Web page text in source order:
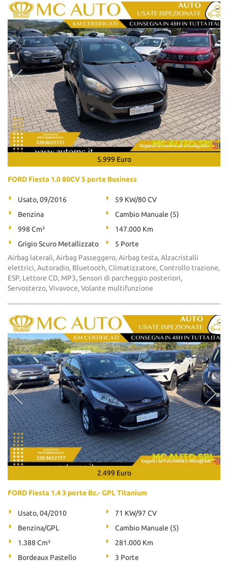
5.999 Euro
FORD Fiesta 1.0 80CV 5 porte Business
Usato, 09/2016
59 KW/80 CV
Benzina
Cambio Manuale (5)
998 Cm³
147.000 Km
Grigio Scuro Metallizzato
5 Porte
Airbag laterali, Airbag Passeggero, Airbag testa, Alzacristalli
elettrici, Autoradio, Bluetooth, Climatizzatore, Controllo trazione,
ESP, Lettore CD, MP3, Sensori di parcheggio posteriori,
Servosterzo, Vivavoce, Volante multifunzione
2.499 Euro
FORD Fiesta 1.4 3 porte Bz.- GPL Titanium
Usato, 04/2010
71 KW/97 CV
Benzina/GPL
Cambio Manuale (5)
1.388 Cm³
281.000 Km
Bordeaux Pastello
3 Porte